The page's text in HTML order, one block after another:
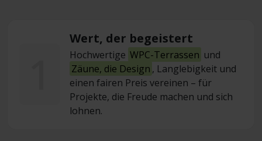
Wert, der begeistert
Hochwertige WPC-Terrassen und
Zäune, die Design , Langlebigkeit und
einen fairen Preis vereinen – für
Projekte, die Freude machen und sich
lohnen.